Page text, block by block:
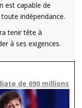
est capable de
indépendance.
tenir tête à
à ses exigences.
de 690 millions